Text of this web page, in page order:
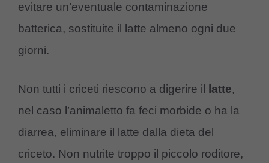
evitare un’eventuale contaminazione
batterica, sostituite il latte almeno ogni due
giorni.
Non tutti i criceti riescono a digerire il latte,
nel caso l’animaletto fa feci morbide o ha la
diarrea, eliminare il latte dalla dieta del
criceto. Non nutrite troppo il piccolo roditore,